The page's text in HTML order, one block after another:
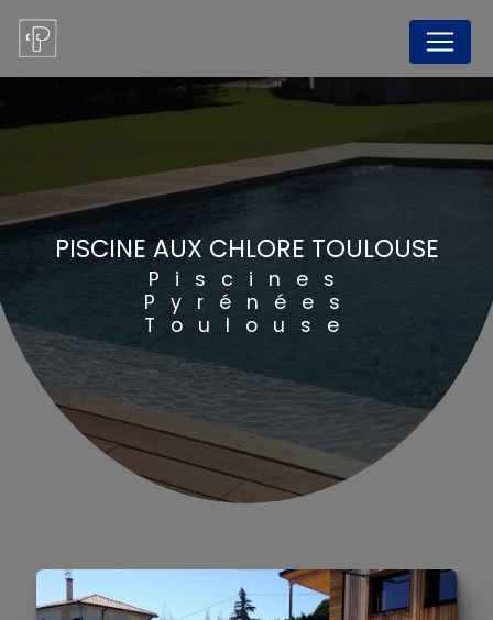
PISCINE AUX CHLORE TOULOUSE
Piscines
Pyrénées
Toulouse
Panneau de gestion des cookies